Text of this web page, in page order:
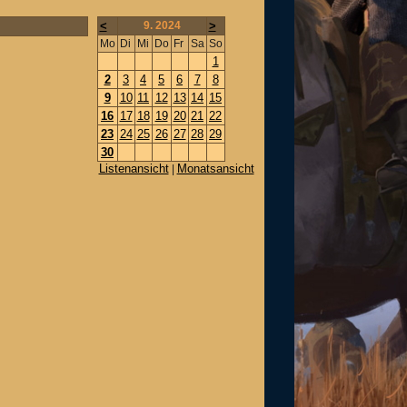
< 9. 2024 >
Mo Di Mi Do Fr Sa So
1
2
3 4 5 6 7
8
9
10 11 12 13 14 15
16 17 18 19 20 21 22
23 24 25 26 27 28 29
30
Listenansicht| Monatsansicht